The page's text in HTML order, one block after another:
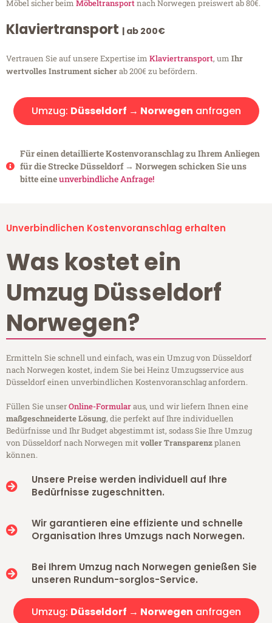
Möbel sicher beim Möbeltransportnach Norwegen preiswert ab 80€.
Klaviertransport | ab 200€
Vertrauen Sie auf unsere Expertise im Klaviertransport, um Ihr
wertvolles Instrument sicherab 200€ zu befördern.
Umzug: Düsseldorf → Norwegen anfragen
Für einen detaillierte Kostenvoranschlag zu Ihrem Anliegen
für die Strecke Düsseldorf → Norwegen schicken Sie uns
bitte eineunverbindliche Anfrage!
Unverbindlichen Kostenvoranschlag erhalten
Was kostet ein
Umzug Düsseldorf
Norwegen?
Ermitteln Sie schnell und einfach, was ein Umzug von Düsseldorf
nach Norwegen kostet, indem Sie bei Heinz Umzugsservice aus
Düsseldorf einen unverbindlichen Kostenvoranschlag anfordern.
Füllen Sie unserOnline-Formularaus, und wir liefern Ihnen eine
maßgeschneiderte Lösung, die perfekt auf Ihre individuellen
Bedürfnisse und Ihr Budget abgestimmt ist, sodass Sie Ihre Umzug
von Düsseldorf nach Norwegen mitvoller Transparenzplanen
können.
Unsere Preise werden individuell auf Ihre
Bedürfnisse zugeschnitten.
Wir garantieren eine effiziente und schnelle
Organisation Ihres Umzugs nach Norwegen.
Bei Ihrem Umzug nach Norwegen genießen Sie
unseren Rundum-sorglos-Service.
Umzug: Düsseldorf → Norwegen anfragen